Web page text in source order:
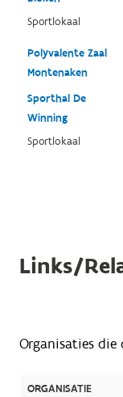
Sportlokaal
Polyvalente Zaal
Montenaken
Sporthal De
Winning
Sportlokaal
Links/
Organisaties die
ORGANISATIE